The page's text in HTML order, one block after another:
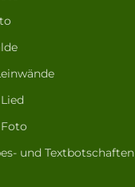
und Textbotschaften